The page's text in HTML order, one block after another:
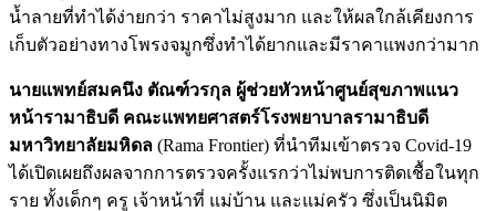
น้ำลายที่ทำได้ง่ายกว่า ราคาไม่สูงมาก และให้ผลใกล้เคียงการ
เก็บตัวอย่างทางโพรงจมูกซึ่งทำได้ยากและมีราคาแพงกว่ามาก
นายแพทย์สมคนึง ตัณฑ์วรกุล ผู้ช่วยหัวหน้าศูนย์สุขภาพแนว
หน้ารามาธิบดี คณะแพทยศาสตร์โรงพยาบาลรามาธิบดี
มหาวิทยาลัยมหิดล (Rama Frontier) ที่นำทีมเข้าตรวจ Covid-19
ได้เปิดเผยถึงผลจากการตรวจครั้งแรกว่าไม่พบการติดเชื้อในทุก
ราย ทั้งเด็กๆ ครู เจ้าหน้าที่ แม่บ้าน และแม่ครัว ซึ่งเป็นนิมิต